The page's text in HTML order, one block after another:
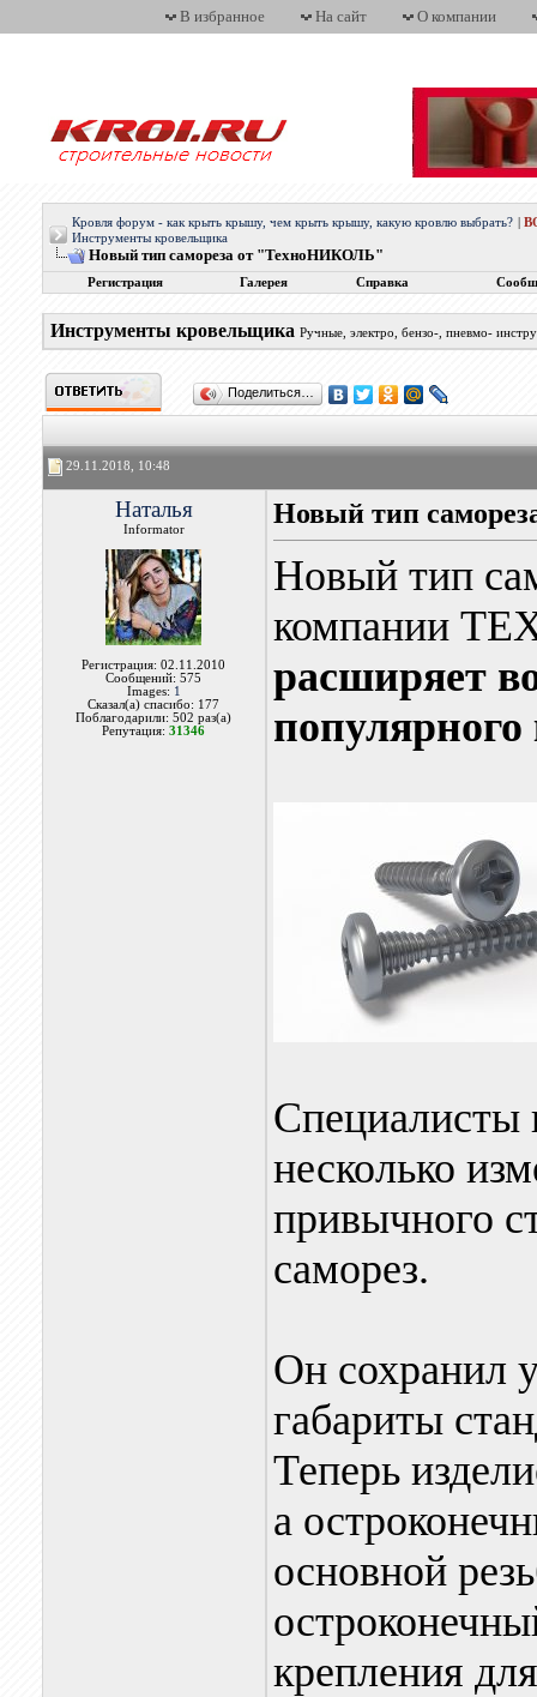
В избранное На сайт О компании
Кровля форум - как крыть крышу, чем крыть крышу, какую кровлю выбрать?
Инструменты кровельщика
Новый тип самореза от "ТехноНИКОЛЬ"
Регистрация Галерея Справка
Инструменты кровельщика Ручные, электро, бензо-, пневмо-
Поделиться…
29.11.2018, 10:48
Наталья
Informator
Регистрация: 02.11.2010
Сообщений: 575
Images: 1
Сказал(а) спасибо: 177
Поблагодарили: 502 раз(а)
Репутация:31346
Новый тип
Новый тип
компании
расширяет
несколько
привычного
саморез.
Он сохранил
габариты
Теперь
а
основной
крепления